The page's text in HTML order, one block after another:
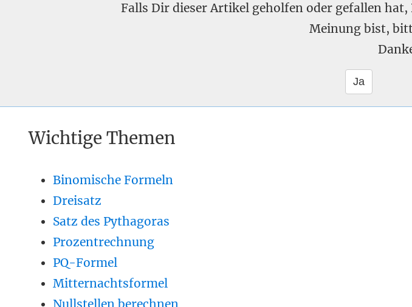
Falls Dir dieser Artikel geholfen oder gefallen
Meinung bist,
Wichtige Themen
Binomische Formeln
Dreisatz
Satz des Pythagoras
Prozentrechnung
PQ-Formel
Mitternachtsformel
Nullstellen berechnen